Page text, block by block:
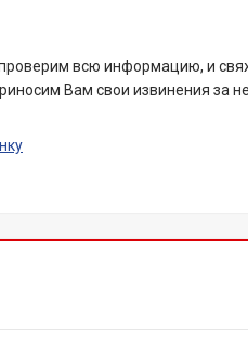
всю информацию, и
Вам свои извинения за